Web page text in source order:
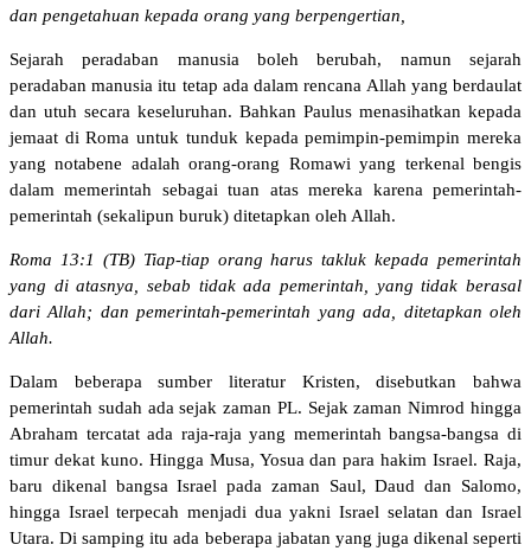
dan pengetahuan kepada orang yang berpengertian,
Sejarah peradaban manusia boleh berubah, namun sejarah
peradaban manusia itu tetap ada dalam rencana Allah yang berdaulat
dan utuh secara keseluruhan. Bahkan Paulus menasihatkan kepada
jemaat di Roma untuk tunduk kepada pemimpin-pemimpin mereka
yang notabene adalah orang-orang Romawi yang terkenal bengis
dalam memerintah sebagai tuan atas mereka karena pemerintah-
pemerintah (sekalipun buruk) ditetapkan oleh Allah.
Roma 13:1 (TB) Tiap-tiap orang harus takluk kepada pemerintah
yang di atasnya, sebab tidak ada pemerintah, yang tidak berasal
dari Allah; dan pemerintah-pemerintah yang ada, ditetapkan oleh
Allah.
Dalam beberapa sumber literatur Kristen, disebutkan bahwa
pemerintah sudah ada sejak zaman PL. Sejak zaman Nimrod hingga
Abraham tercatat ada raja-raja yang memerintah bangsa-bangsa di
timur dekat kuno. Hingga Musa, Yosua dan para hakim Israel. Raja,
baru dikenal bangsa Israel pada zaman Saul, Daud dan Salomo,
hingga Israel terpecah menjadi dua yakni Israel selatan dan Israel
Utara. Di samping itu ada beberapa jabatan yang juga dikenal seperti